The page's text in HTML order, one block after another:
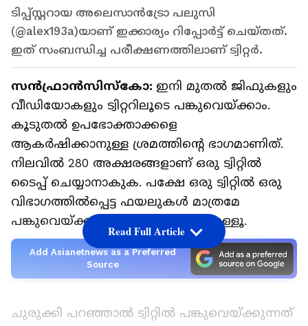
ടിപ്പ്സ്റ്ററായ അലെസാൻട്രോ പലുസി
(@alex193a)യാണ് ഇക്കാര്യം റിപ്പോർട്ട് ചെയ്തത്.
ഇത് സംബന്ധിച്ച പരീക്ഷണത്തിലാണ് ട്വിറ്റർ.
സന്‍ഫ്രാന്‍സിസ്കോ: ഇനി മുതൽ ജിഫുകളും
വീഡിയോകളും ട്വിറ്ററിലൂടെ പങ്കുവെയ്ക്കാം.
കൂടുതൽ ഉപഭോക്താക്കളെ
ആകർഷിക്കാനുള്ള ശ്രമത്തിന്റെ ഭാഗമാണിത്.
നിലവിൽ 280 അക്ഷരങ്ങളാണ് ഒരു ട്വിറ്റിൽ
ടൈപ്പ് ചെയ്യാനാകുക. പക്ഷേ ഒരു ട്വിറ്റിൽ ഒരു
വിഭാഗത്തിൽപ്പെട്ട ഫയലുകൾ മാത്രമേ
പങ്കുവെയ്ക്കാൻ കഴിയൂമായിരുന്നുള്ളൂ.
Add Asianetnews as a Preferred
Source
ചുരുക്കി പറഞ്ഞാൽ ട്വിറ്റിൽ പങ്കുവെയ്ക്കുന്നത്
Read Full Article